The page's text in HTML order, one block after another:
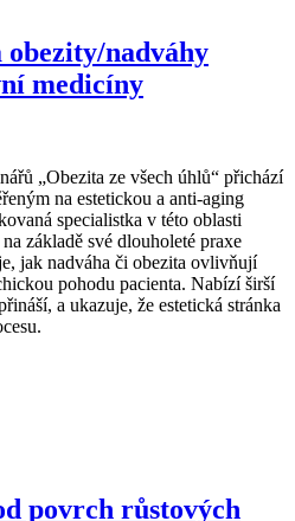
nadváhy
medicíny
„Obezita ze všech úhlů“ přichází
na estetickou a anti-aging
specialistka v této oblasti
na základě své dlouholeté praxe
jak nadváha či obezita ovlivňují
pohodu pacienta. Nabízí širší
a ukazuje, že estetická stránka
povrch růstových